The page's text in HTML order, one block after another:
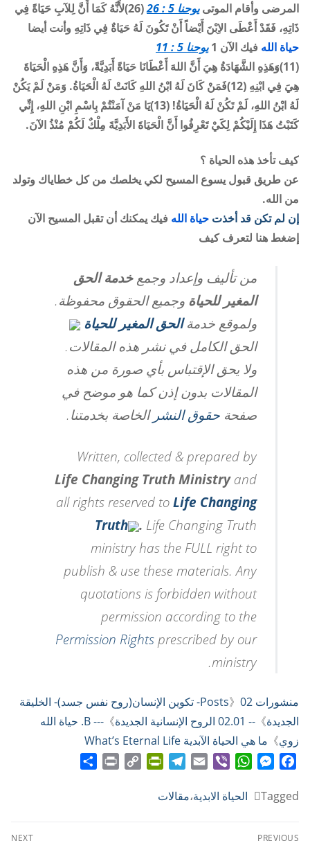
المرضى وأقام الموتىيوحنا 5 : 26
(26)لأَنَّهُ كَمَا أَنَّ لِلآبِ حَيَاةً فِي
ذَاتِهِ، فَقَدْ أَعْطَى الاِبْنَ أَيْضاً أَنْ تَكُونَ لَهُ حَيَاةٌ فِي ذَاتِهِ وأنت أيضا
حياة الله فيك الآن 1
يوحنا 5 : 11
(11)وَهَذِهِ الشَّهَادَةُ هِيَ أَنَّ اللهَ أَعْطَانَا حَيَاةً أَبَدِيَّةً، وَأَنَّ هَذِهِ الْحَيَاةَ
هِيَ فِي ابْنِهِ (12)فَمَنْ كَانَ لَهُ ابْنُ اللهِ كَانَتْ لَهُ الْحَيَاةُ. وَمَنْ لَمْ يَكُنْ
لَهُ ابْنُ اللهِ، لَمْ تَكُنْ لَهُ الْحَيَاةُ! (13)يَا مَنْ آمَنْتُمْ بِاسْمِ ابْنِ اللهِ، إِنِّي
كَتَبْتُ هَذَا إِلَيْكُمْ لِكَيْ تَعْرِفُوا أَنَّ الْحَيَاةَ الأَبَدِيَّةَ مِلْكٌ لَكُمْ مُنْذُ الآنَ.
كيف تأخذ هذه الحياة ؟
عن طريق قبول يسوع المسيح لكي يخلصك من كل خطاياك وتولد
من الله.
إن لم تكن قد أخذت حياة الله فيك يمكنك أن تقبل المسيح الآن
إضغط هنا لتعرف كيف
من تأليف وإعداد وجمعخدمة الحق
المغير للحياة وجميع الحقوق محفوظة.
ولموقع خدمةالحق المغير للحياة
الحق الكامل في نشر هذه المقالات.
ولا يحق الإقتباس بأي صورة من هذه
المقالات بدون إذن كما هو موضح في
صفحةحقوق النشر الخاصة بخدمتنا.
Written, collected & prepared by
Life Changing Truth Ministryand
all rights reserved toLife Changing
Truth . Life Changing Truth
ministry has the FULL right to
publish & use these materials. Any
quotations is forbidden without
permission according to the
Permission Rightsprescribed by our
ministry.
منشورات Posts 》
02- تكوين الإنسان(روح نفس جسد)- الخليقة
الجديدة》 -- 02.01 الروح الإنسانية الجديدة 》
--- B. حياة الله
زوي》 ما هي الحياة الآبدية What’s Eternal Life
Tagged
الحياة الابدية،مقالات
تصفّح
PREVIOUS
NEXT